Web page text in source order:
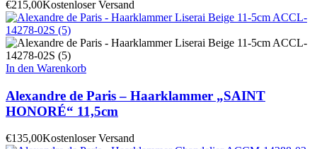
€215,00Kostenloser Versand
In den Warenkorb
Alexandre de Paris – Haarklammer „SAINT
HONORÉ“ 11,5cm
€135,00Kostenloser Versand